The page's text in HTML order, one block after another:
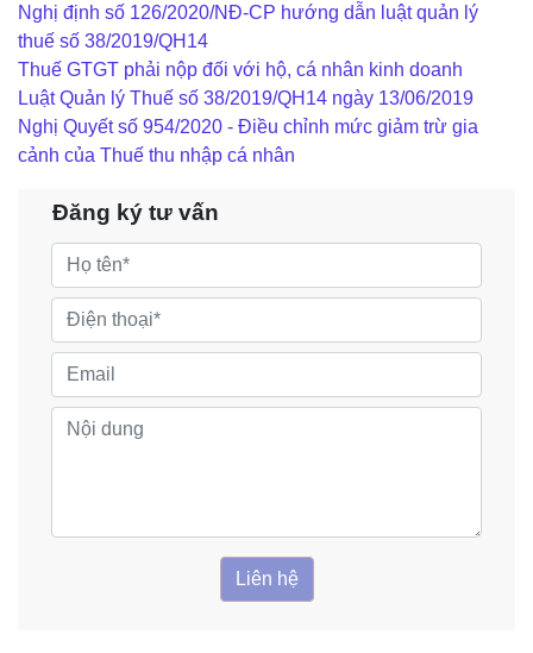
Nghị định số 126/2020/NĐ-CP hướng dẫn luật quản lý
thuế số 38/2019/QH14
Thuế GTGT phải nộp đối với hộ, cá nhân kinh doanh
Luật Quản lý Thuế số 38/2019/QH14 ngày 13/06/2019
Nghị Quyết số 954/2020 - Điều chỉnh mức giảm trừ gia
cảnh của Thuế thu nhập cá nhân
Đăng ký tư vấn
Liên hệ